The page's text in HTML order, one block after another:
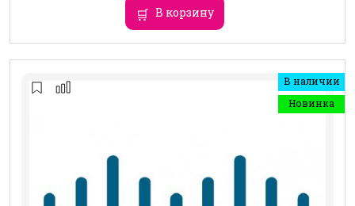
В корзину
В наличии
Новинка